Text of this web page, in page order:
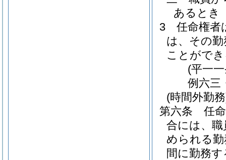
あるとき
3
任命権者
は、その
ことがで
(平一
例六三
(時間外勤
第六条
任
合には、
められる
間に勤務